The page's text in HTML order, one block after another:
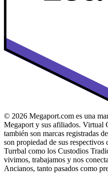
© 2026 Megaport.com es una
Megaport y sus afiliados.
también son marcas registradas
son propiedad de sus respectivos
Turrbal como los Custodios
vivimos, trabajamos y nos
Ancianos, tanto pasados como